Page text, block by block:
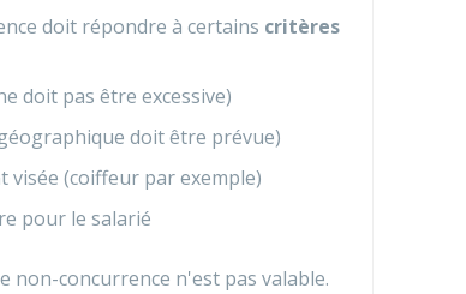
doit répondre à certains critères
doit pas être excessive)
doit être prévue)
visée (coiffeur par exemple)
pour le salarié
non-concurrence n'est pas valable.